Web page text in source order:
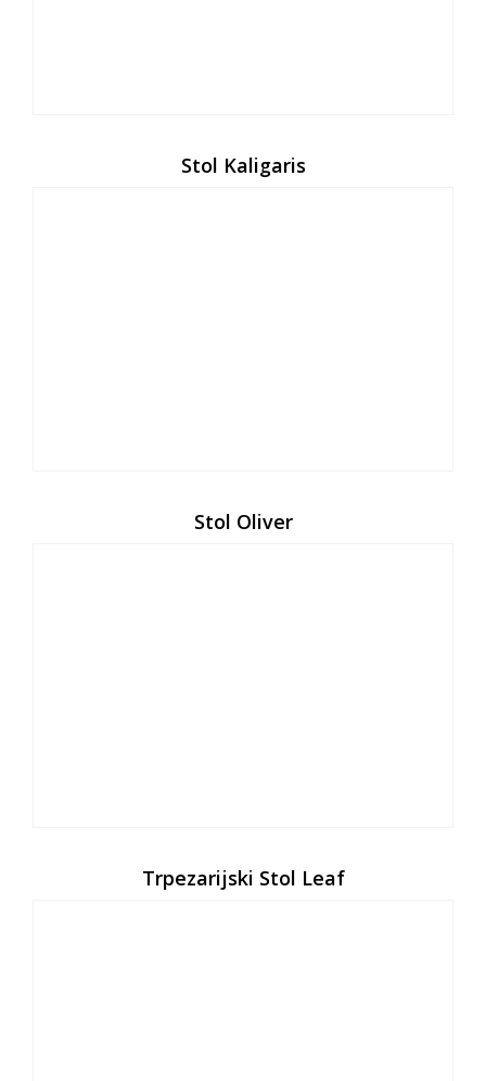
Stol Kaligaris
Stol Oliver
Trpezarijski Stol Leaf